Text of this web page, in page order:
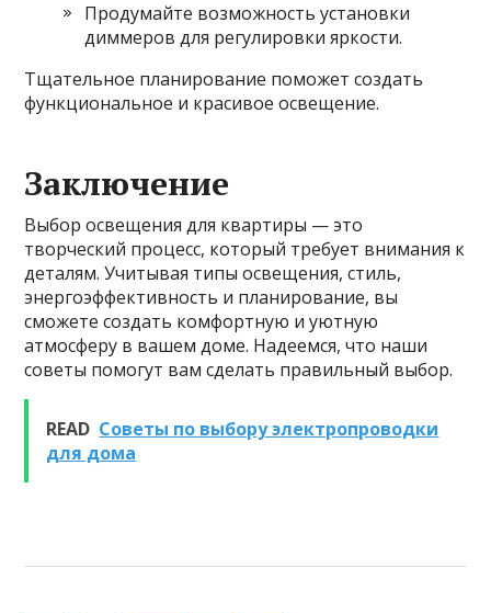
Продумайте возможность установки
диммеров для регулировки яркости.
Тщательное планирование поможет создать
функциональное и красивое освещение.
Заключение
Выбор освещения для квартиры — это
творческий процесс, который требует внимания к
деталям. Учитывая типы освещения, стиль,
энергоэффективность и планирование, вы
сможете создать комфортную и уютную
атмосферу в вашем доме. Надеемся, что наши
советы помогут вам сделать правильный выбор.
READ Советы по выбору электропроводки
для дома